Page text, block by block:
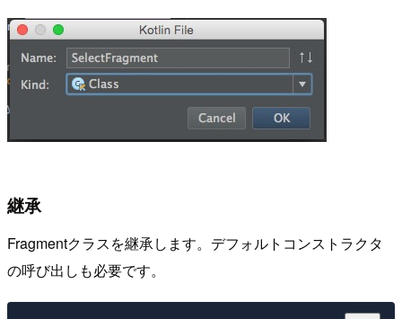
継承
Fragmentクラスを継承します。デフォルトコンストラクタ
の呼び出しも必要です。